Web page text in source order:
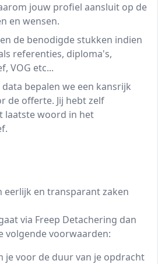
jouw profiel aansluit op de
en wensen.
de benodigde stukken indien
referenties, diploma's,
VOG etc...
data bepalen we een kansrijk
de offerte. Jij hebt zelf
laatste woord in het
eerlijk en transparant zaken
via Freep Detachering dan
volgende voorwaarden:
je voor de duur van je opdracht